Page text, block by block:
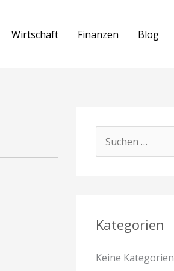
Wirtschaft Finanzen Blog
e
n
Kategorien
Keine Kategorien